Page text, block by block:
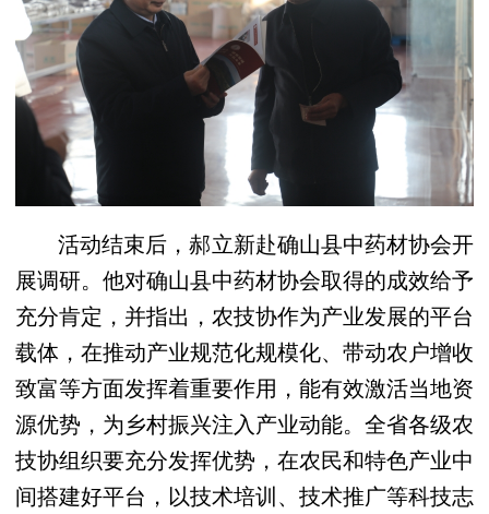
活动结束后，郝立新赴确山县中药材协会开
展调研。他对确山县中药材协会取得的成效给予
充分肯定，并指出，农技协作为产业发展的平台
载体，在推动产业规范化规模化、带动农户增收
致富等方面发挥着重要作用，能有效激活当地资
源优势，为乡村振兴注入产业动能。全省各级农
技协组织要充分发挥优势，在农民和特色产业中
间搭建好平台，以技术培训、技术推广等科技志